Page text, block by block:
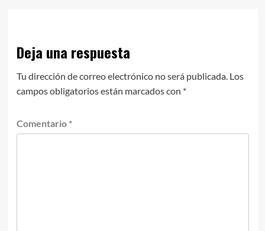
Deja una respuesta
Tu dirección de correo electrónico no será publicada. Los
campos obligatorios están marcados con *
Comentario *